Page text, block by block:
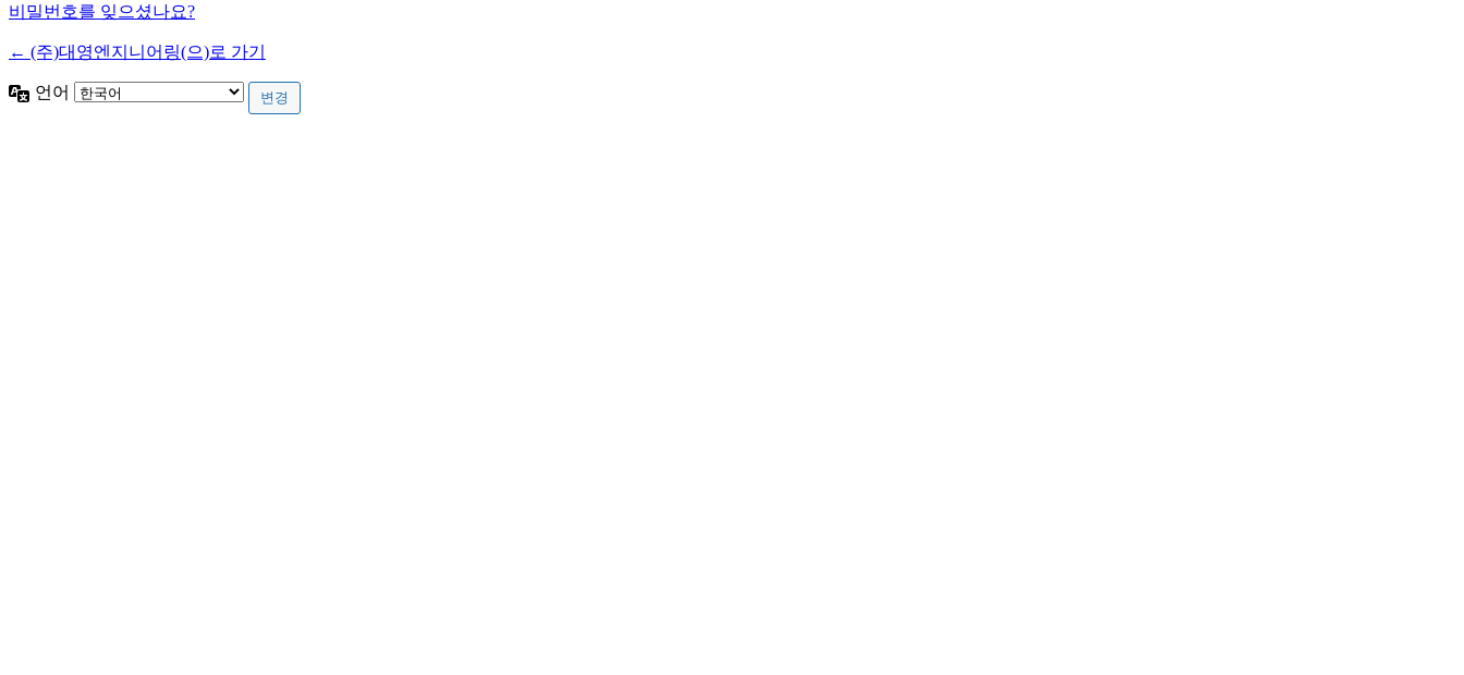
비밀번호를 잊으셨나요?
← (주)대영엔지니어링(으)로 가기
언어